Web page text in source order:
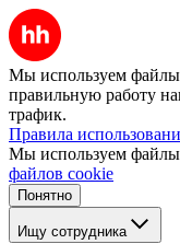
Мы используем файлы
правильную работу
трафик.
Правила
Мы используем файлы
файлов cookie
Понятно
Ищу сотрудника